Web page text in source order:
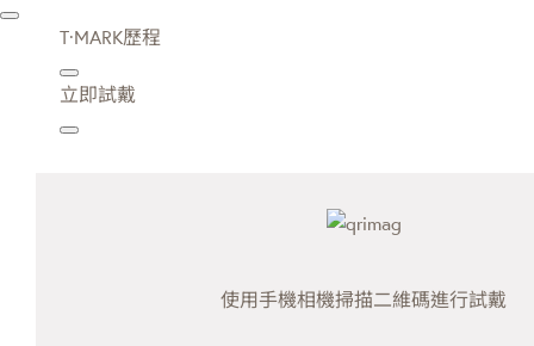
T·MARK歷程
立即試戴
使用手機相機掃描二維碼進行試戴